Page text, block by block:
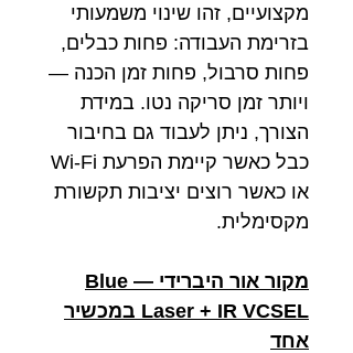
מקצועיים, זהו שינוי משמעותי
בזרימת העבודה: פחות כבלים,
פחות סרבול, פחות זמן הכנה —
ויותר זמן סריקה נטו. במידת
הצורך, ניתן לעבוד גם בחיבור
כבל כאשר קיימת הפרעת Wi-Fi
או כאשר רוצים יציבות תקשורת
מקסימלית.
מקור אור היברידי — Blue
Laser + IR VCSEL במכשיר
אחד